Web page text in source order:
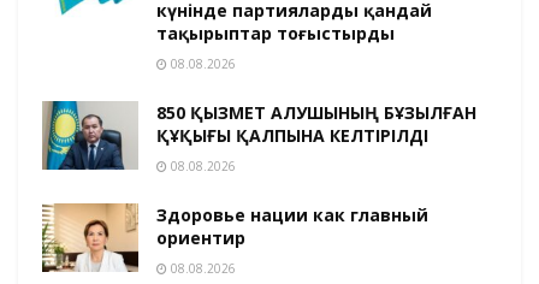
күнінде партияларды қандай
тақырыптар тоғыстырды
08.08.2026
850 ҚЫЗМЕТ АЛУШЫНЫҢ БҰЗЫЛҒАН
ҚҰҚЫҒЫ ҚАЛПЫНА КЕЛТІРІЛДІ
08.08.2026
Здоровье нации как главный
ориентир
08.08.2026